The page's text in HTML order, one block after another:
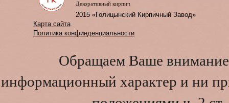
Декоративный кирпич
2015 «Голицынский Кирпичный Завод»
Карта сайта
Политика конфинденциальности
Обращаем Ваше внимание
информационный характер и ни